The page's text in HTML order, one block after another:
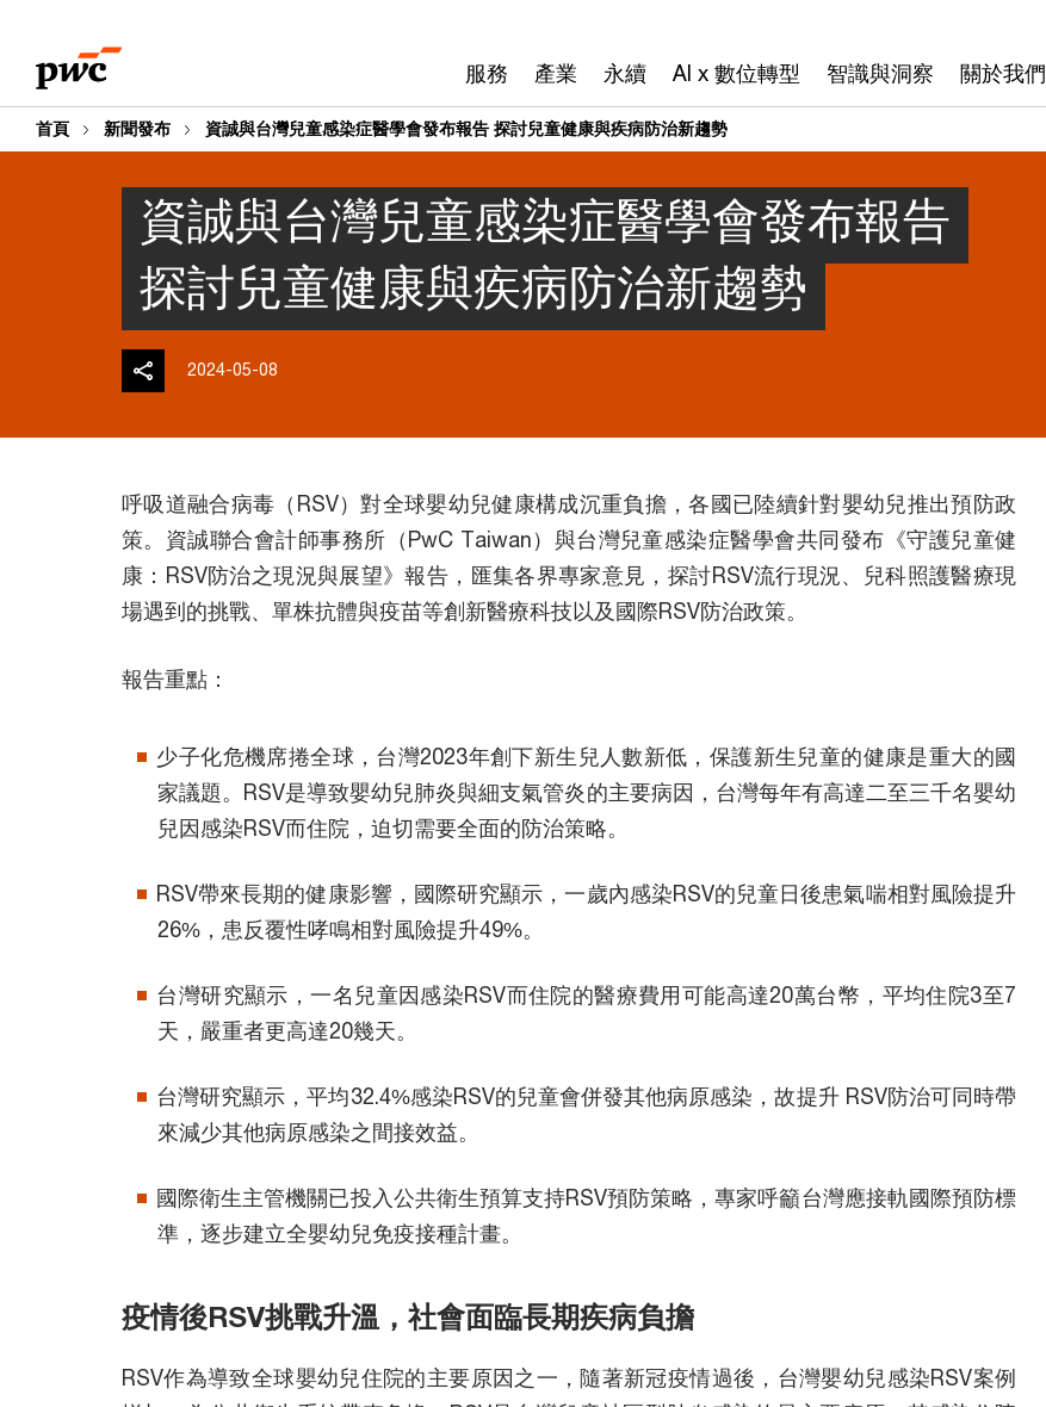
content
footer
服務 產業 永續 AI x 數位轉型 智識與洞察 關於我們
首頁 新聞發布 資誠與台灣兒童感染症醫學會發布報告 探討兒童健康與疾病防治新趨勢
資誠與台灣兒童感染症醫學會發布報告
探討兒童健康與疾病防治新趨勢
2024-05-08
呼吸道融合病毒（RSV）對全球嬰幼兒健康構成沉重負擔，各國已陸續針對嬰幼兒推出預防政
策。資誠聯合會計師事務所（PwC Taiwan）與台灣兒童感染症醫學會共同發布《守護兒童健
康：RSV防治之現況與展望》報告，匯集各界專家意見，探討RSV流行現況、兒科照護醫療現
場遇到的挑戰、單株抗體與疫苗等創新醫療科技以及國際RSV防治政策。
報告重點：
少子化危機席捲全球，台灣2023年創下新生兒人數新低，保護新生兒童的健康是重大的國
家議題。RSV是導致嬰幼兒肺炎與細支氣管炎的主要病因，台灣每年有高達二至三千名嬰幼
兒因感染RSV而住院，迫切需要全面的防治策略。
RSV帶來長期的健康影響，國際研究顯示，一歲內感染RSV的兒童日後患氣喘相對風險提升
26%，患反覆性哮鳴相對風險提升49%。
台灣研究顯示，一名兒童因感染RSV而住院的醫療費用可能高達20萬台幣，平均住院3至7
天，嚴重者更高達20幾天。
台灣研究顯示，平均32.4%感染RSV的兒童會併發其他病原感染，故提升 RSV防治可同時帶
來減少其他病原感染之間接效益。
國際衛生主管機關已投入公共衛生預算支持RSV預防策略，專家呼籲台灣應接軌國際預防標
準，逐步建立全嬰幼兒免疫接種計畫。
疫情後RSV挑戰升溫，社會面臨長期疾病負擔
RSV作為導致全球嬰幼兒住院的主要原因之一，隨著新冠疫情過後，台灣嬰幼兒感染RSV案例